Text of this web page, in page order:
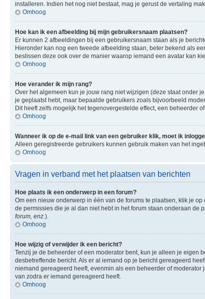
installeren. Indien het nog niet bestaat, mag je gerust de vertaling
Omhoog
Hoe kan ik een afbeelding bij mijn gebruikersnaam plaatsen?
Er kunnen 2 afbeeldingen bij een gebruikersnaam staan als je
Hieronder kan nog een tweede afbeelding staan, beter bekend als
beslissen deze ook over de manier waarop iemand een avatar kan
Omhoog
Hoe verander ik mijn rang?
Over het algemeen kun je jouw rang niet wijzigen (deze staat onder
je geplaatst hebt, maar bepaalde gebruikers zoals bijvoorbeeld
Dit heeft zelfs mogelijk het tegenovergestelde effect, een beheerder
Omhoog
Wanneer ik op de e-mail link van een gebruiker klik, moet ik
Alleen geregistreerde gebruikers kunnen gebruik maken van het
Omhoog
Vragen in verband met het plaatsen van berichten
Hoe plaats ik een onderwerp in een forum?
Om een nieuw onderwerp in één van de forums te plaatsen, klik je
de permissies die je al dan niet hebt in het forum staan onderaan de
forum, enz.).
Omhoog
Hoe wijzig of verwijder ik een bericht?
Tenzij je de beheerder of een moderator bent, kun je alleen je eigen
desbetreffende bericht. Als er al iemand op je bericht gereageerd
niemand gereageerd heeft, evenmin als een beheerder of
van zodra er iemand gereageerd heeft.
Omhoog